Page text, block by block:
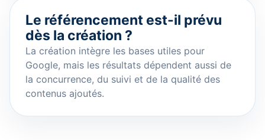
Le référencement est-il prévu
dès la création ?
La création intègre les bases utiles pour
Google, mais les résultats dépendent aussi de
la concurrence, du suivi et de la qualité des
contenus ajoutés.